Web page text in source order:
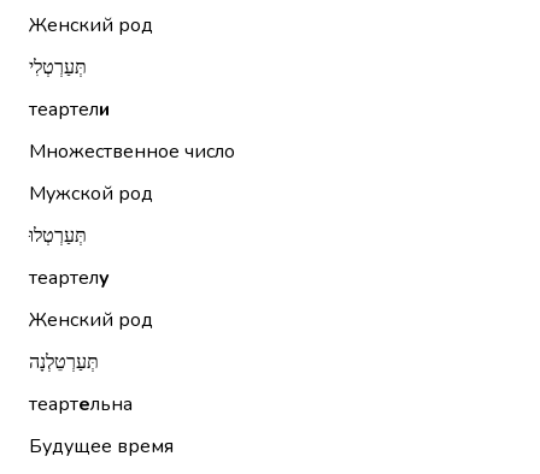
Женский род
תְּעַרְטְלִי
теартели
Множественное число
Мужской род
תְּעַרְטְלוּ
теартелу
Женский род
תְּעַרְטֵלְנָה
теартельна
Будущее время